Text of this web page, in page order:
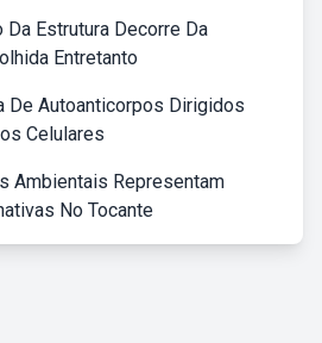
Da Estrutura Decorre Da
Entretanto
De Autoanticorpos Dirigidos
Celulares
Ambientais Representam
No Tocante